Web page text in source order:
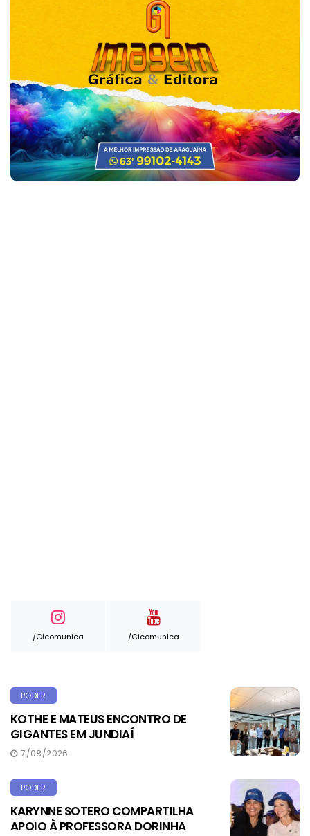
/cicomunica /cicomunica
PODER
KOTHE E MATEUS ENCONTRO DE
GIGANTES EM JUNDIAÍ
7/08/2026
PODER
KARYNNE SOTERO COMPARTILHA
APOIO À PROFESSORA DORINHA